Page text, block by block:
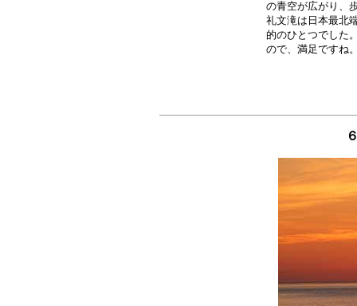
の青空が広がり、
礼文滝は日本最北
的のひとつでした